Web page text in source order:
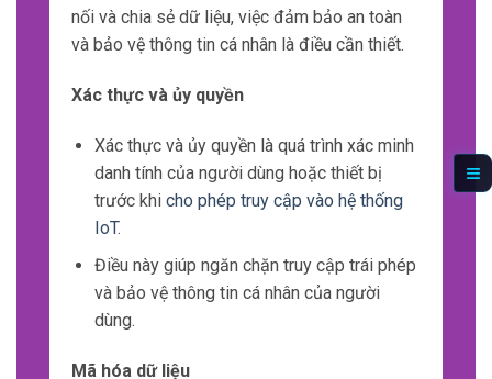
Điều này đặt ra thách thức lớn về việc xử lý và
lưu trữ dữ liệu.
Để xử lý số lượng lớn dữ liệu, cần sử dụng
Computing.
Big Data cho phép chúng ta xử lý và phân tích
dữ liệu trong thời gian thực.
Cloud Computing cung cấp khả năng lưu trữ
linh hoạt và mở rộng để đáp ứng với quy mô